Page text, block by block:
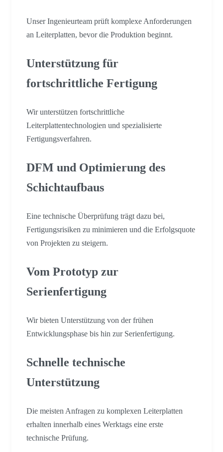
Unser Ingenieurteam prüft komplexe Anforderungen
an Leiterplatten, bevor die Produktion beginnt.
Unterstützung für
fortschrittliche Fertigung
Wir unterstützen fortschrittliche
Leiterplattentechnologien und spezialisierte
Fertigungsverfahren.
DFM und Optimierung des
Schichtaufbaus
Eine technische Überprüfung trägt dazu bei,
Fertigungsrisiken zu minimieren und die Erfolgsquote
von Projekten zu steigern.
Vom Prototyp zur
Serienfertigung
Wir bieten Unterstützung von der frühen
Entwicklungsphase bis hin zur Serienfertigung.
Schnelle technische
Unterstützung
Die meisten Anfragen zu komplexen Leiterplatten
erhalten innerhalb eines Werktags eine erste
technische Prüfung.